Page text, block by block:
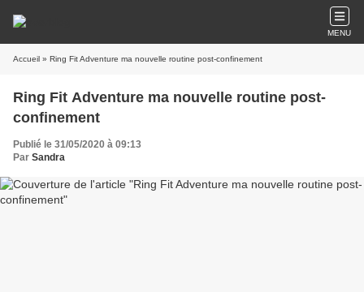
MENU
Accueil » Ring Fit Adventure ma nouvelle routine post-confinement
Ring Fit Adventure ma nouvelle routine post-
confinement
Publié le 31/05/2020 à 09:13
Par Sandra